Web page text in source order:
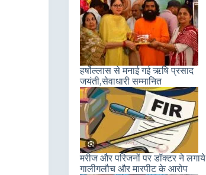
हर्षोल्लास से मनाई गई ऋषि प्रसाद
जयंती,सेवाधारी सम्मानित
मरीज और परिजनों पर डॉक्टर ने लगाये
गालीगलौच और मारपीट के आरोप